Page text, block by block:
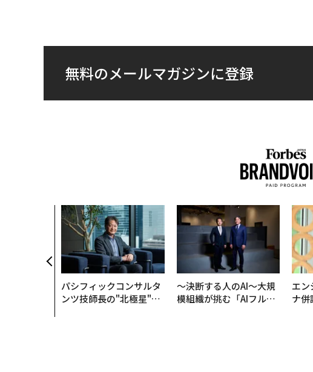
無料のメールマガジンに登録
パシフィックコンサルタ
ンツ技師長の"北極星"。
〜決断する人のAI〜大規
模組織が挑む「AIフル実
エン
ナ